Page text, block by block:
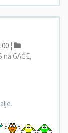
¦
na GAČE,